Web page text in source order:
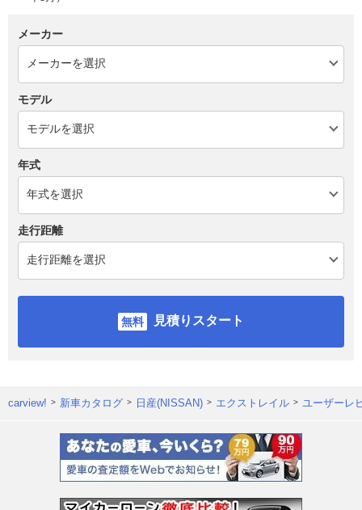
メーカー
モデル
年式
走行距離
見積りスタート
carview! 新車カタログ 日産(NISSAN) エクストレイル ユーザーレ